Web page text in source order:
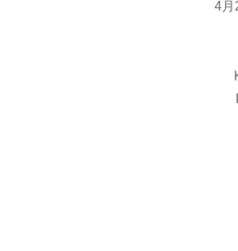
4月